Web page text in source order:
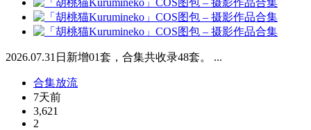
2026.07.31日新增01套，合集共收录48套。 ...
合集放流
7天前
3,621
2